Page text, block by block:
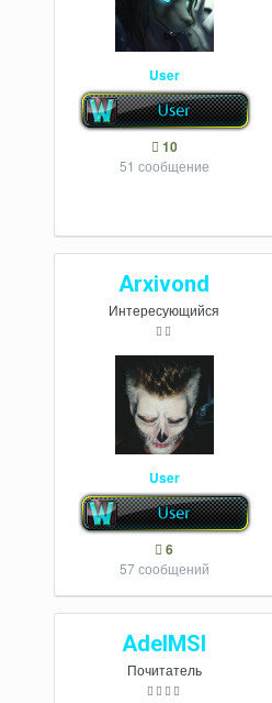
User
10
51 сообщение
Arxivond
Интересующийся
User
6
57 сообщений
AdelMSI
Почитатель